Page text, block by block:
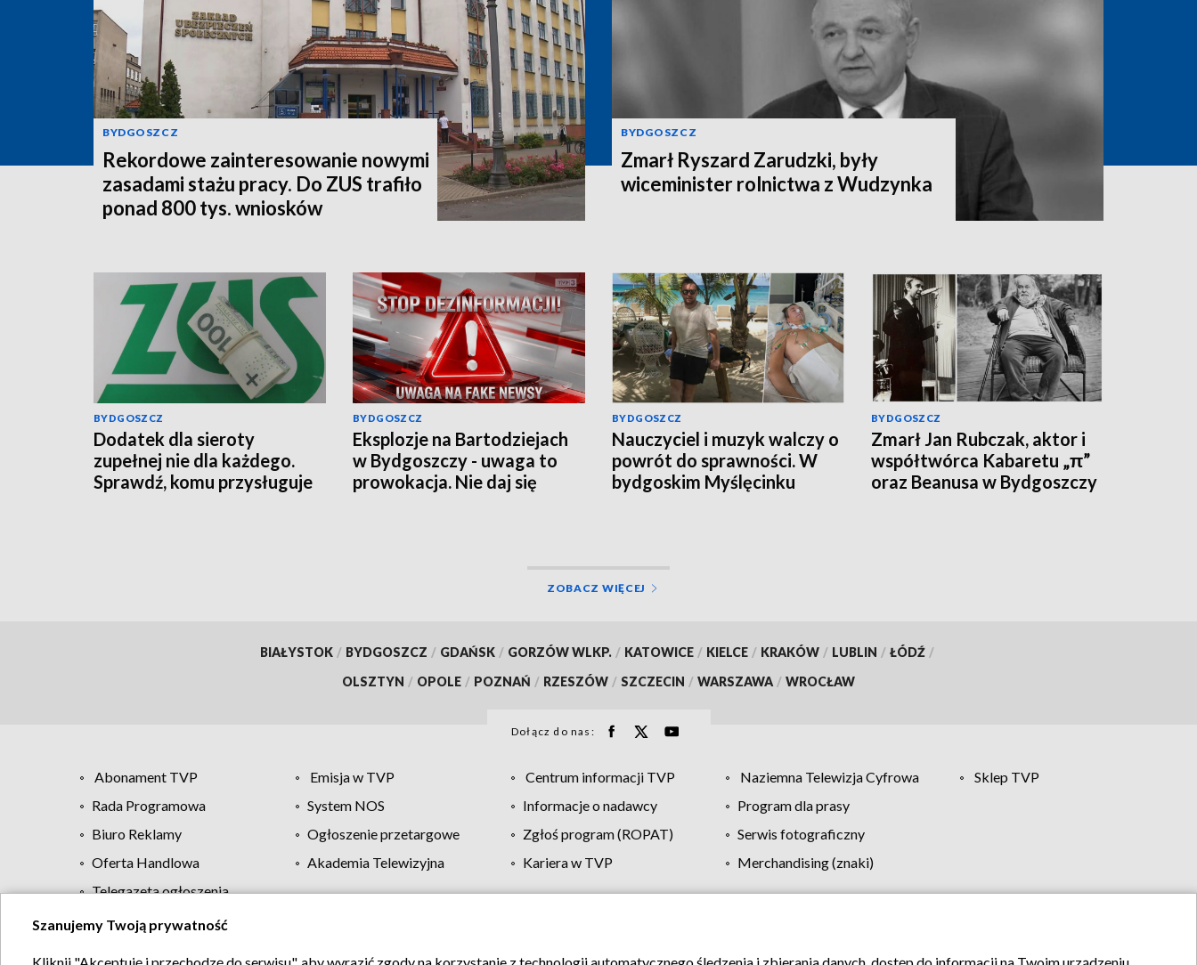
BYDGOSZCZ
Rekordowe zainteresowanie nowymi
zasadami stażu pracy. Do ZUS trafiło
ponad 800 tys. wniosków
BYDGOSZCZ
Zmarł Ryszard Zarudzki, były
wiceminister rolnictwa z Wudzynka
BYDGOSZCZ
Dodatek dla sieroty
zupełnej nie dla każdego.
Sprawdź, komu przysługuje
BYDGOSZCZ
Eksplozje na Bartodziejach
w Bydgoszczy - uwaga to
prowokacja. Nie daj się
BYDGOSZCZ
Nauczyciel i muzyk walczy o
powrót do sprawności. W
bydgoskim Myślęcinku
BYDGOSZCZ
Zmarł Jan Rubczak, aktor i
współtwórca Kabaretu „π”
oraz Beanusa w Bydgoszczy
ZOBACZ WIĘCEJ
BIAŁYSTOK / BYDGOSZCZ / GDAŃSK / GORZÓW WLKP. / KATOWICE / KIELCE / KRAKÓW / LUBLIN / ŁÓDŹ /
OLSZTYN / OPOLE / POZNAŃ / RZESZÓW / SZCZECIN / WARSZAWA / WROCŁAW
Dołącz do nas:
Abonament TVP Emisja w TVP Centrum informacji TVP Naziemna Telewizja Cyfrowa
Sklep TVP
Rada Programowa
System NOS Informacje o nadawcy
Program dla prasy
Biuro Reklamy
Ogłoszenie przetargowe Zgłoś program (ROPAT)
Serwis fotograficzny
Oferta Handlowa
Akademia Telewizyjna Kariera w TVP
Merchandising (znaki)
Telegazeta ogłoszenia
Regulamin TVP Polityka prywatności Moje zgody Pomoc Biuro reklamy Kontakt
Szanujemy Twoją prywatność